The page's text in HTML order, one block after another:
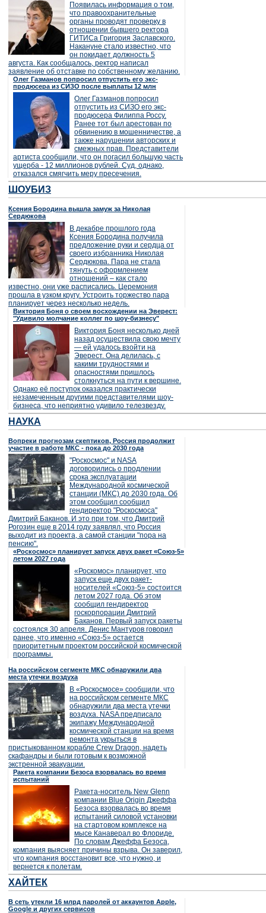
Появилась информация о том,
что правоохранительные
органы проводят проверку в
отношении бывшего ректора
ГИТИСа Григория Заславского.
Накануне стало известно, что
он покидает должность 5
августа. Как сообщалось, ректор написал
заявление об отставке по собственному желанию.
Олег Газманов попросил отпустить его экс-
продюсера из СИЗО после выплаты 12 млн
Олег Газманов попросил
отпустить из СИЗО его экс-
продюсера Филиппа Россу.
Ранее тот был арестован по
обвинению в мошенничестве, а
также нарушении авторских и
смежных прав. Представители
артиста сообщили, что он погасил большую часть
ущерба - 12 миллионов рублей. Суд, однако,
отказался смягчить меру пресечения.
ШОУБИЗ
Ксения Бородина вышла замуж за Николая
Сердюкова
В декабре прошлого года
Ксения Бородина получила
предложение руки и сердца от
своего избранника Николая
Сердюкова. Пара не стала
тянуть с оформлением
отношений – как стало
известно, они уже расписались. Церемония
прошла в узком кругу. Устроить торжество пара
планирует через несколько недель.
Виктория Боня о своем восхождении на Эверест:
"Удивило молчание коллег по шоу-бизнесу"
Виктория Боня несколько дней
назад осуществила свою мечту
— ей удалось взойти на
Эверест. Она делилась, с
какими трудностями и
опасностями пришлось
столкнуться на пути к вершине.
Однако её поступок оказался практически
незамеченным другими представителями шоу-
бизнеса, что неприятно удивило телезвезду.
НАУКА
Вопреки прогнозам скептиков, Россия продолжит
участие в работе МКС - пока до 2030 года
"Роскосмос" и NASA
договорились о продлении
срока эксплуатации
Международной космической
станции (МКС) до 2030 года. Об
этом сообщил сообщил
гендиректор "Роскосмоса"
Дмитрий Баканов. И это при том, что Дмитрий
Рогозин еще в 2014 году заявлял, что Россия
выходит из проекта, а самой станции "пора на
пенсию".
«Роскосмос» планирует запуск двух ракет «Союз-5»
летом 2027 года
«Роскомос» планирует, что
запуск еще двух ракет-
носителей «Союз-5» состоится
летом 2027 года. Об этом
сообщил гендиректор
госкорпорации Дмитрий
Баканов. Первый запуск ракеты
состоялся 30 апреля. Денис Мантуров говорил
ранее, что именно «Союз-5» остается
приоритетным проектом российской космической
программы.
На российском сегменте МКС обнаружили два
места утечки воздуха
В «Роскосмосе» сообщили, что
на российском сегменте МКС
обнаружили два места утечки
воздуха. NASA предписало
экипажу Международной
космической станции на время
ремонта укрыться в
пристыкованном корабле Crew Dragon, надеть
скафандры и были готовым к возможной
экстренной эвакуации.
Ракета компании Безоса взорвалась во время
испытаний
Ракета-носитель New Glenn
компании Blue Origin Джеффа
Безоса взорвалась во время
испытаний силовой установки
на стартовом комплексе на
мысе Канаверал во Флориде.
По словам Джеффа Безоса,
компания выясняет причины взрыва. Он заверил,
что компания восстановит все, что нужно, и
вернется к полетам.
ХАЙТЕК
В сеть утекли 16 млрд паролей от аккаунтов Apple,
Google и других сервисов